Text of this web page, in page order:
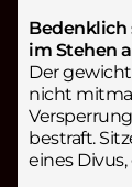
Bedenklich
im Stehen
Der
nicht
bestraft.
eines